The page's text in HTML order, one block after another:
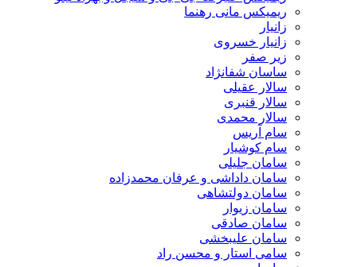
ریمیکس مانی رهنما
زانیار
زانیار خسروی
زیر صفر
ساسان شفانژاد
سالار عقیلی
سالار قنبری
سالار محمدی
سام آریس
سام کوشیار
سامان جلیلی
سامان داداشی و عرفان محمدزاده
سامان دولتشاهی
سامان زیوار
سامان صادقی
سامان علیبخشی
سامی استار و محسن راد